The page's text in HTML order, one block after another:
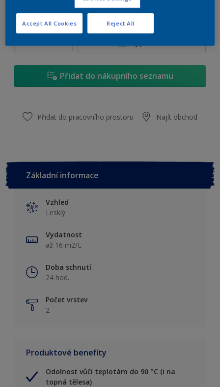
Množství Kalkulačka pro výpočet barvy
Přidat do nákupního seznamu
Přidat do pracovního prostoru Najít obchod
Základní informace
Vzhled
Lesklý
Vydatnost
až 16 m2/L
Doba schnutí
24 hod.
Počet vrstev
2
Produktové benefity
Odolnost vůči teplotám do 90 °C (i na
topná tělesa)
Reject All
Accept All Cookies